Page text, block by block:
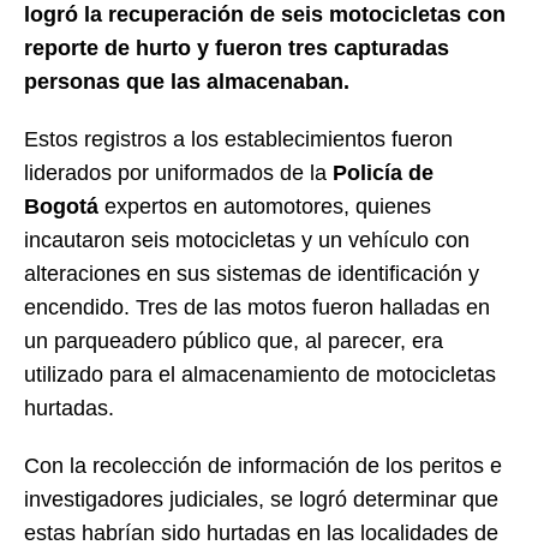
logró la recuperación de seis motocicletas con
reporte de hurto y fueron tres capturadas
personas que las almacenaban.
Estos registros a los establecimientos fueron
liderados por uniformados de la Policía de
Bogotá expertos en automotores, quienes
incautaron seis motocicletas y un vehículo con
alteraciones en sus sistemas de identificación y
encendido. Tres de las motos fueron halladas en
un parqueadero público que, al parecer, era
utilizado para el almacenamiento de motocicletas
hurtadas.
Con la recolección de información de los peritos e
investigadores judiciales, se logró determinar que
estas habrían sido hurtadas en las localidades de